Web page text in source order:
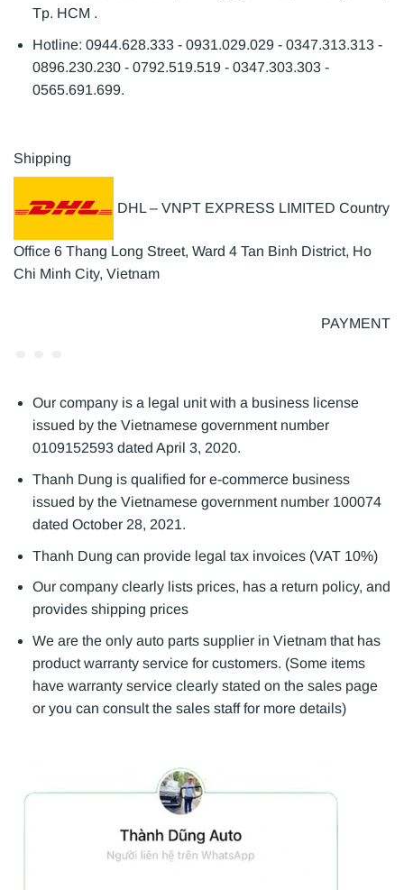
Tp. HCM .
Hotline: 0944.628.333 - 0931.029.029 - 0347.313.313 -
0896.230.230 - 0792.519.519 - 0347.303.303 -
0565.691.699.
Shipping
DHL – VNPT EXPRESS LIMITED Country
Office 6 Thang Long Street, Ward 4 Tan Binh District, Ho
Chi Minh City, Vietnam
PAYMENT
Our company is a legal unit with a business license
issued by the Vietnamese government number
0109152593 dated April 3, 2020.
Thanh Dung is qualified for e-commerce business
issued by the Vietnamese government number 100074
dated October 28, 2021.
Thanh Dung can provide legal tax invoices (VAT 10%)
Our company clearly lists prices, has a return policy, and
provides shipping prices
We are the only auto parts supplier in Vietnam that has
product warranty service for customers. (Some items
have warranty service clearly stated on the sales page
or you can consult the sales staff for more details)